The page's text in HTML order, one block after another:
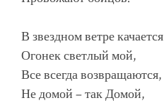
В звездном ветре качается
Огонек светлый мой,
Все всегда возвращаются,
Не домой – так Домой,